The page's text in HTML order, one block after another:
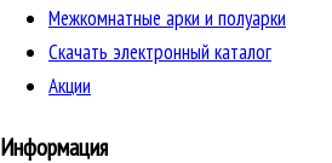
Межкомнатные арки и полуарки
Скачать электронный каталог
Акции
Информация